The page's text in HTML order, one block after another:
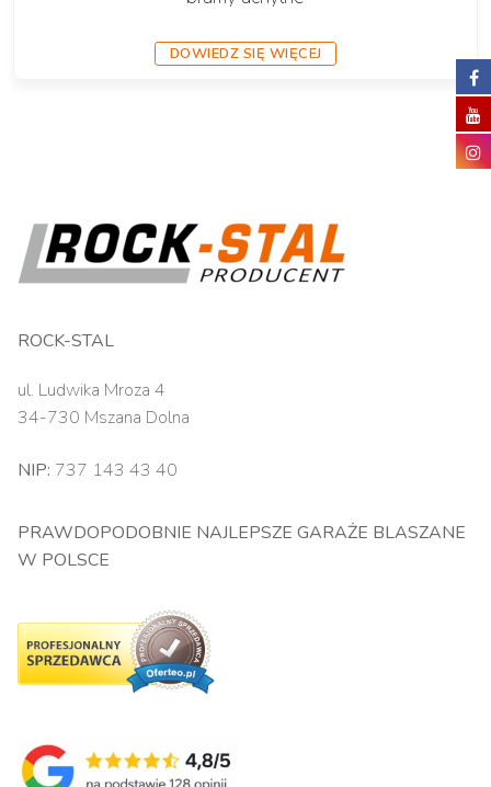
DOWIEDZ SIĘ WIĘCEJ
ROCK-STAL
ul. Ludwika Mroza 4
34-730 Mszana Dolna
NIP: 737 143 43 40
PRAWDOPODOBNIE NAJLEPSZE GARAŻE BLASZANE
W POLSCE